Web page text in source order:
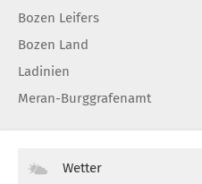
Bozen Leifers
Bozen Land
Ladinien
Meran-Burggrafenamt
Wetter